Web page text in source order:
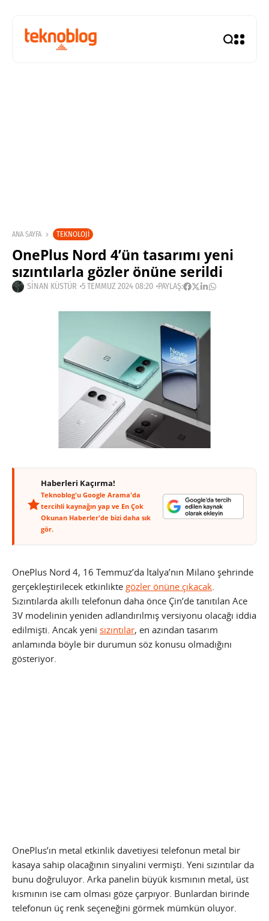
ANA SAYFA TEKNOLOJI
OnePlus Nord 4’ün tasarımı yeni
sızıntılarla gözler önüne serildi
SINAN KÜSTÜR 5 TEMMUZ 2024 08:20 PAYLAŞ:
Haberleri Kaçırma!
Teknoblog'u Google Arama'da
tercihli kaynağın yap ve En Çok
Okunan Haberler'de bizi daha sık
gör.
OnePlus Nord 4, 16 Temmuz’da İtalya’nın Milano şehrinde
gerçekleştirilecek etkinlikte gözler önüne çıkacak.
Sızıntılarda akıllı telefonun daha önce Çin’de tanıtılan Ace
3V modelinin yeniden adlandırılmış versiyonu olacağı iddia
edilmişti. Ancak yeni sızıntılar, en azından tasarım
anlamında böyle bir durumun söz konusu olmadığını
gösteriyor.
OnePlus’ın metal etkinlik davetiyesi telefonun metal bir
kasaya sahip olacağının sinyalini vermişti. Yeni sızıntılar da
bunu doğruluyor. Arka panelin büyük kısmının metal, üst
kısmının ise cam olması göze çarpıyor. Bunlardan birinde
telefonun üç renk seçeneğini görmek mümkün oluyor.